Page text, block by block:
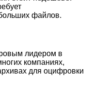
файлов.
лидером в
компаниях,
для оцифровки